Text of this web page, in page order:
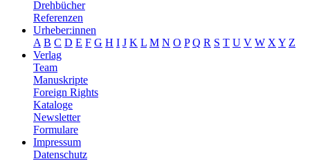
Drehbücher
Referenzen
Urheber:innen
A B C D E F G H I J K L M N O P Q R S T U V W X Y Z
Verlag
Team
Manuskripte
Foreign Rights
Kataloge
Newsletter
Formulare
Impressum
Datenschutz